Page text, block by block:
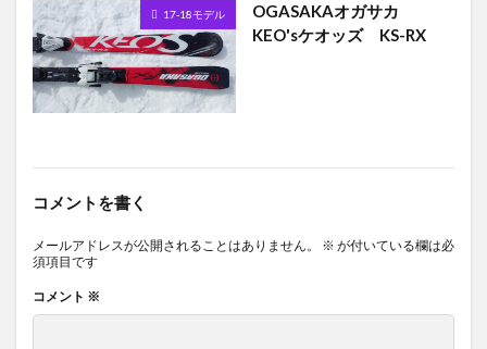
17-18モデル
OGASAKAオガサカ
KEO'sケオッズ KS-RX
コメントを書く
メールアドレスが公開されることはありません。 ※ が付いている欄は必
須項目です
コメント ※